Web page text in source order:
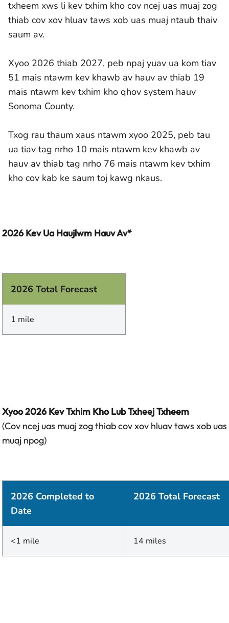
txheem xws li kev txhim kho cov ncej uas muaj zog
thiab cov xov hluav taws xob uas muaj ntaub thaiv
saum av.
Xyoo 2026 thiab 2027, peb npaj yuav ua kom tiav
51 mais ntawm kev khawb av hauv av thiab 19
mais ntawm kev txhim kho qhov system hauv
Sonoma County.
Txog rau thaum xaus ntawm xyoo 2025, peb tau
ua tiav tag nrho 10 mais ntawm kev khawb av
hauv av thiab tag nrho 76 mais ntawm kev txhim
kho cov kab ke saum toj kawg nkaus.
2026 Kev Ua Haujlwm Hauv Av*
2026 Total Forecast
1 mile
Xyoo 2026 Kev Txhim Kho Lub Txheej Txheem
(Cov ncej uas muaj zog thiab cov xov hluav taws xob uas
muaj npog)
2026 Completed to
Date
2026 Total Forecast
<1 mile 14 miles